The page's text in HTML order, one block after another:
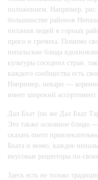
положением. Например, рис
большинстве районов
питания людей в горных
просо и гречиха. Помимо
непальские блюда
культуры соседних стран,
каждого сообщества есть
Например, невари —
имеет широкий
Дал Бхат (он же Дал Бхат
Это также основное блюдо
сказать «нет»
Бхата и момо, каждое
вкусовые рецепторы по-
Здесь есть не только